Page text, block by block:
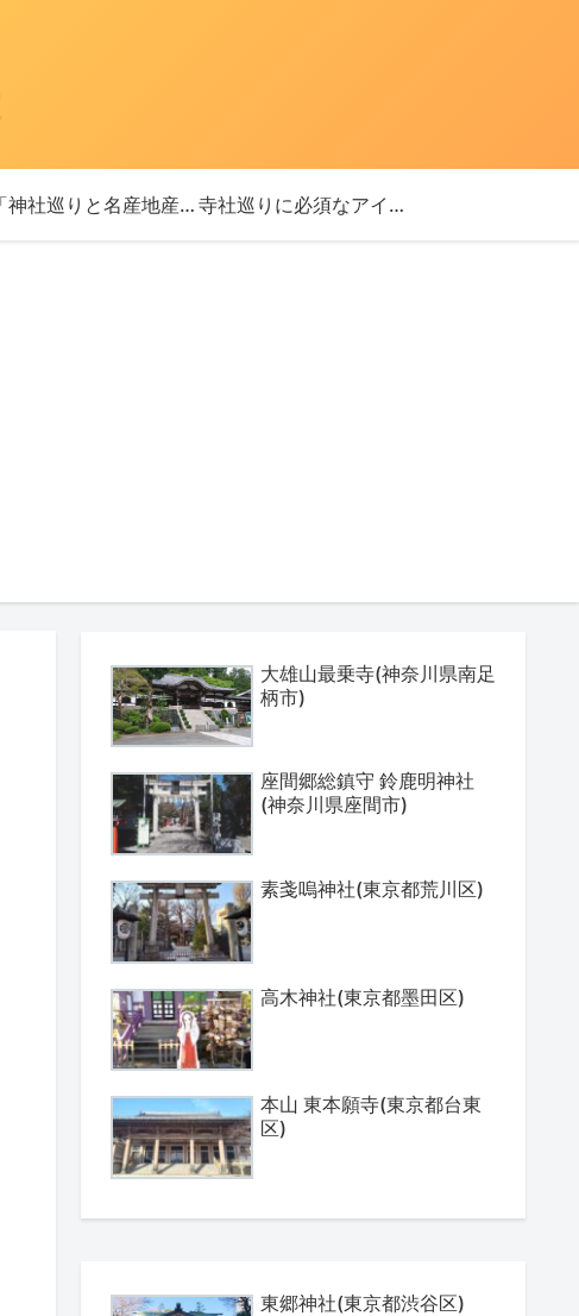
「神社巡りと名産地産を探す旅」ブログ始めました！ 寺社巡りに必須なアイテム
大雄山最乗寺(神奈川県南足
柄市)
座間郷総鎮守 鈴鹿明神社
(神奈川県座間市)
素戔嗚神社(東京都荒川区)
高木神社(東京都墨田区)
本山 東本願寺(東京都台東
区)
東郷神社(東京都渋谷区)